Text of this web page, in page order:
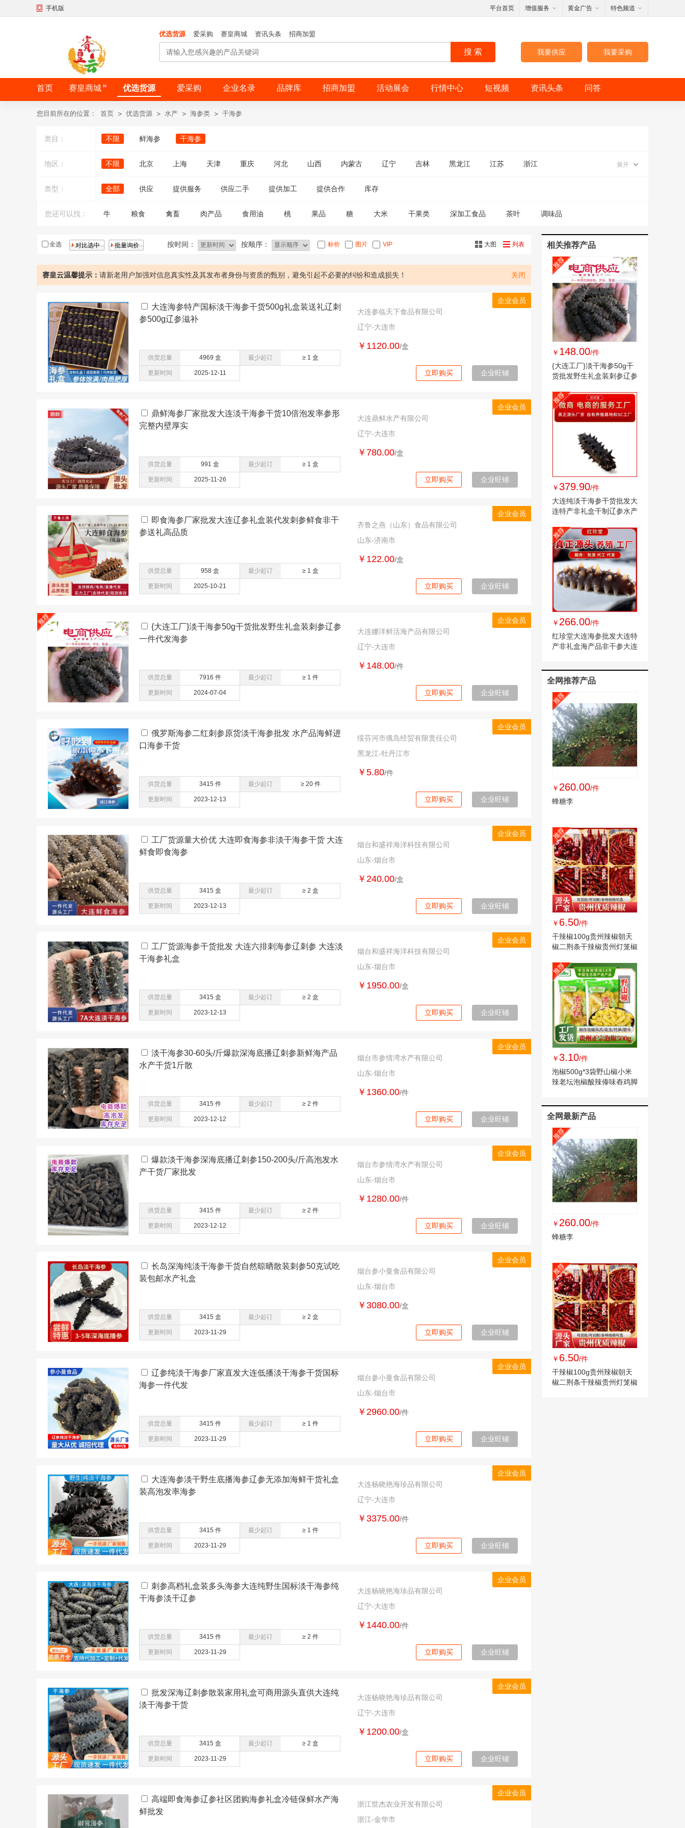
手机版 平台首页 增值服务 黄金广告 特色频道
优选货源 爱采购 赛皇商城 资讯头条 招商加盟
搜 索 我要采购
我要供应
首页 赛皇商城 优选货源 爱采购 企业名录 品牌库 招商加盟 活动展会 行情中心 短视频 资讯头条 问答
您目前所在的位置： 首页 > 优选货源 > 水产 > 海参类 > 干海参
类目： 不限 鲜海参 干海参
地区： 不限 北京 上海 天津 重庆 河北 山西 内蒙古 辽宁 吉林 黑龙江 江苏 浙江 展开
类型： 全部 供应 提供服务 供应二手 提供加工 提供合作 库存
您还可以找： 牛 粮食 禽畜 肉产品 食用油 桃 果品 糖 大米 干果类 深加工食品 茶叶 调味品
全选 按时间： 按顺序： 标价 图片 VIP 大图 列表
赛皇云温馨提示： 请新老用户加强对信息真实性及其发布者身份与资质的甄别，避免引起不必要的纠纷和造成损失！ 关闭
￥1120.00/盒
大连海参特产国标淡干海参干货500g礼盒装送礼辽刺
参500g辽参滋补
大连参临天下食品有限公司
辽宁-大连市
企业会员
立即购买 企业旺铺
供货总量 4969 盒 最少起订 ≥ 1 盒
更新时间 2025-12-11
￥780.00/盒
鼎鲜海参厂家批发大连淡干海参干货10倍泡发率参形
完整内壁厚实
大连鼎鲜水产有限公司
辽宁-大连市
企业会员
立即购买 企业旺铺
供货总量 991 盒 最少起订 ≥ 1 盒
更新时间 2025-11-26
￥122.00/盒
即食海参厂家批发大连辽参礼盒装代发刺参鲜食非干
参送礼高品质
齐鲁之燕（山东）食品有限公司
山东-济南市
企业会员
立即购买 企业旺铺
供货总量 958 盒 最少起订 ≥ 1 盒
更新时间 2025-10-21
￥148.00/件
{大连工厂}淡干海参50g干货批发野生礼盒装刺参辽参
一件代发海参
大连娜洋鲜活海产品有限公司
辽宁-大连市
企业会员
立即购买 企业旺铺
供货总量 7916 件 最少起订 ≥ 1 件
更新时间 2024-07-04
￥5.80/件
俄罗斯海参二红刺参原货淡干海参批发 水产品海鲜进
口海参干货
绥芬河市俄岛经贸有限责任公司
黑龙江-牡丹江市
企业会员
立即购买 企业旺铺
供货总量 3415 件 最少起订 ≥ 20 件
更新时间 2023-12-13
￥240.00/盒
工厂货源量大价优 大连即食海参非淡干海参干货 大连
鲜食即食海参
烟台和盛祥海洋科技有限公司
山东-烟台市
企业会员
立即购买 企业旺铺
供货总量 3415 盒 最少起订 ≥ 2 盒
更新时间 2023-12-13
￥1950.00/盒
工厂货源海参干货批发 大连六排刺海参辽刺参 大连淡
干海参礼盒
烟台和盛祥海洋科技有限公司
山东-烟台市
企业会员
立即购买 企业旺铺
供货总量 3415 盒 最少起订 ≥ 2 盒
更新时间 2023-12-13
￥1360.00/件
淡干海参30-60头/斤爆款深海底播辽刺参新鲜海产品
水产干货1斤散
烟台市参情湾水产有限公司
山东-烟台市
企业会员
立即购买 企业旺铺
供货总量 3415 件 最少起订 ≥ 2 件
更新时间 2023-12-12
￥1280.00/件
爆款淡干海参深海底播辽刺参150-200头/斤高泡发水
产干货厂家批发
烟台市参情湾水产有限公司
山东-烟台市
企业会员
立即购买 企业旺铺
供货总量 3415 件 最少起订 ≥ 2 件
更新时间 2023-12-12
￥3080.00/盒
长岛深海纯淡干海参干货自然晾晒散装刺参50克试吃
装包邮水产礼盒
烟台参小曼食品有限公司
山东-烟台市
企业会员
立即购买 企业旺铺
供货总量 3415 盒 最少起订 ≥ 2 盒
更新时间 2023-11-29
￥2960.00/件
辽参纯淡干海参厂家直发大连低播淡干海参干货国标
海参一件代发
烟台参小曼食品有限公司
山东-烟台市
企业会员
立即购买 企业旺铺
供货总量 3415 件 最少起订 ≥ 1 件
更新时间 2023-11-29
￥3375.00/件
大连海参淡干野生底播海参辽参无添加海鲜干货礼盒
装高泡发率海参
大连杨晓艳海珍品有限公司
辽宁-大连市
企业会员
立即购买 企业旺铺
供货总量 3415 件 最少起订 ≥ 1 件
更新时间 2023-11-29
￥1440.00/件
刺参高档礼盒装多头海参大连纯野生国标淡干海参纯
干海参淡干辽参
大连杨晓艳海珍品有限公司
辽宁-大连市
企业会员
立即购买 企业旺铺
供货总量 3415 件 最少起订 ≥ 2 件
更新时间 2023-11-29
￥1200.00/盒
批发深海辽刺参散装家用礼盒可商用源头直供大连纯
淡干海参干货
大连杨晓艳海珍品有限公司
辽宁-大连市
企业会员
立即购买 企业旺铺
供货总量 3415 盒 最少起订 ≥ 2 盒
更新时间 2023-11-29
高端即食海参辽参社区团购海参礼盒冷链保鲜水产海
鲜批发
浙江世杰农业开发有限公司
浙江-金华市
企业会员
相关推荐产品
￥ 148.00/件
{大连工厂}淡干海参50g干
货批发野生礼盒装刺参辽参
￥379.90/件
大连纯淡干海参干货批发大
连特产非礼盒干制辽参水产
￥ 266.00/件
红珍堂大连海参批发大连特
产非礼盒海产品非干参大连
全网推荐产品
￥ 260.00/件
蜂糖李
￥ 6.50/件
干辣椒100g贵州辣椒朝天
椒二荆条干辣椒贵州灯笼椒
￥3.10/件
泡椒500g*3袋野山椒小米
辣老坛泡椒酸辣傣味舂鸡脚
全网最新产品
￥ 260.00/件
蜂糖李
￥ 6.50/件
干辣椒100g贵州辣椒朝天
椒二荆条干辣椒贵州灯笼椒